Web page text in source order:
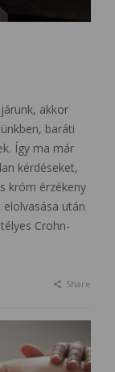
akkor
baráti
Így ma már
kérdéseket,
króm érzékeny
elolvasása után
Crohn-
Share